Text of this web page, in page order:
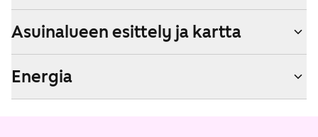
Asuinalueen esittely ja kartta
Energia